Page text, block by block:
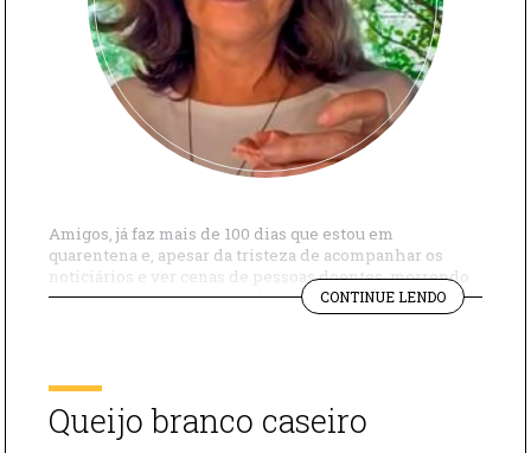
Amigos, já faz mais de 100 dias que estou em
quarentena e, apesar da tristeza de acompanhar os
noticiários e ver cenas de pessoas doentes, morrendo
ou perdendo familiares, acho que consegui tirar coisas
boas desse período de isolamento. Em primeiro lugar, a
CONTINUE LENDO"O
QUE
Queijo branco caseiro